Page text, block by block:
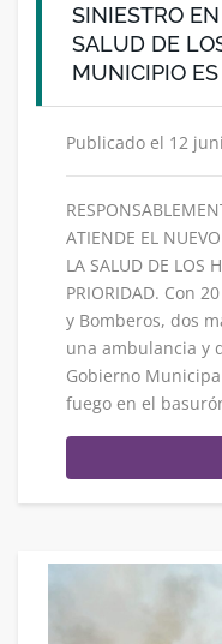
SINIESTRO
SALUD DE
MUNICIPIO
Publicado el 12
ATIENDE EL
LA SALUD DE LOS
PRIORIDAD. Con
y Bomberos, dos
una ambulancia y
Gobierno
fuego en el